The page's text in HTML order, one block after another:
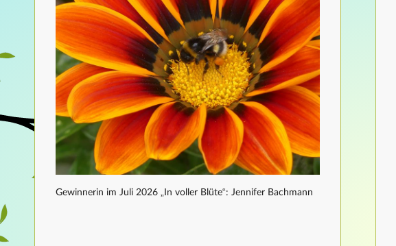
Gewinnerin im Juli 2026 „In voller Blüte“: Jennifer Bachmann